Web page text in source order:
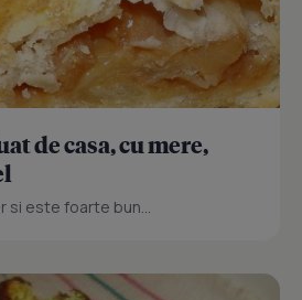
de casa, cu mere,
si este foarte bun...